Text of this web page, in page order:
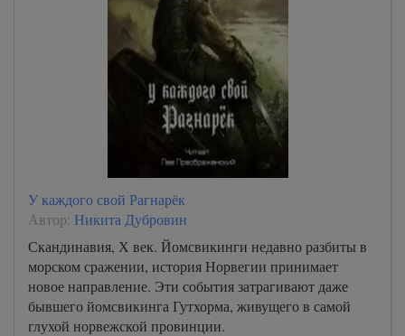
У каждого свой Рагнарёк
Автор: Никита Дубровин
Скандинавия, Х век. Йомсвикинги недавно разбиты в
морском сражении, история Норвегии принимает
новое направление. Эти события затрагивают даже
бывшего йомсвикинга Гутхорма, живущего в самой
глухой норвежской провинции.